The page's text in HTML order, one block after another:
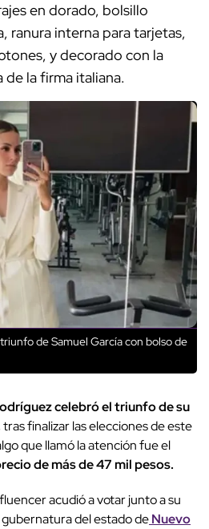
en dorado, bolsillo
ranura interna para tarjetas,
y decorado con la
la firma italiana.
de Samuel García con bolso de
celebró el triunfo de su
tras finalizar las elecciones de este
que llamó la atención fue el
de más de 47 mil pesos.
acudió a votar junto a su
del estado deNuevo